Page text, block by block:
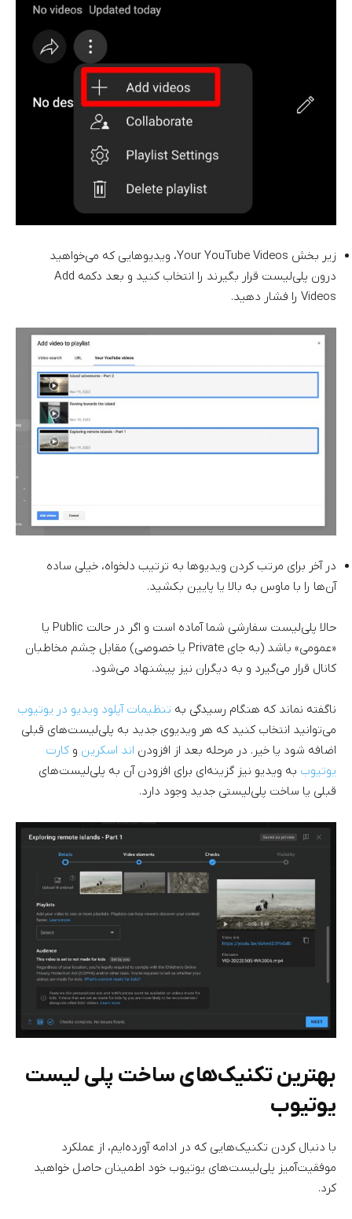
زیر بخش Your YouTube Videos، ویدیوهایی که می‌خواهید
درون پلی‌لیست قرار بگیرند را انتخاب کنید و بعد دکمه Add
Videos را فشار دهید.
در آخر برای مرتب کردن ویدیوها به ترتیب دلخواه، خیلی ساده‌
آن‌ها را با ماوس به بالا یا پایین بکشید.
حالا پلی‌لیست سفارشی شما آماده است و اگر در حالت Public یا
«عمومی» باشد (به جای Private یا خصوصی) مقابل چشم مخاطبان
کانال قرار می‌گیرد و به دیگران نیز پیشنهاد می‌شود.
ناگفته نماند که هنگام رسیدگی به تنظیمات آپلود ویدیو در یوتیوب
می‌توانید انتخاب کنید که هر ویدیوی جدید به پلی‌لیست‌های قبلی
اضافه شود یا خیر. در مرحله بعد از افزودن اند اسکرین و کارت
یوتیوب به ویدیو نیز گزینه‌ای برای افزودن آن به پلی‌لیست‌های
قبلی یا ساخت پلی‌لیستی جدید وجود دارد.
بهترین تکنیک‌های ساخت پلی لیست
یوتیوب
با دنبال کردن تکنیک‌هایی که در ادامه آورده‌ایم، از عملکرد
موفقیت‌آمیز پلی‌لیست‌های یوتیوب خود اطمینان حاصل خواهید
کرد.